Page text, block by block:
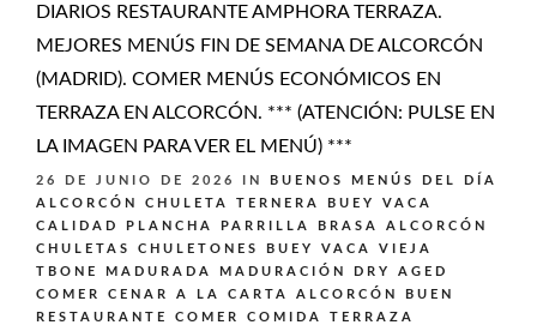
DIARIOS RESTAURANTE AMPHORA TERRAZA.
MEJORES MENÚS FIN DE SEMANA DE ALCORCÓN
(MADRID). COMER MENÚS ECONÓMICOS EN
TERRAZA EN ALCORCÓN. *** (ATENCIÓN: PULSE EN
LA IMAGEN PARA VER EL MENÚ) ***
26 DE JUNIO DE 2026 IN
BUENOS MENÚS DEL DÍA
ALCORCÓN
CHULETA TERNERA BUEY VACA
CALIDAD PLANCHA PARRILLA BRASA ALCORCÓN
CHULETAS CHULETONES BUEY VACA VIEJA
TBONE MADURADA MADURACIÓN DRY AGED
COMER CENAR A LA CARTA ALCORCÓN BUEN
RESTAURANTE
COMER COMIDA TERRAZA